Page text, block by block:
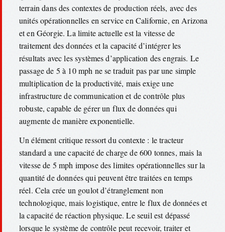
terrain dans des contextes de production réels, avec des
unités opérationnelles en service en Californie, en Arizona
et en Géorgie. La limite actuelle est la vitesse de
traitement des données et la capacité d’intégrer les
résultats avec les systèmes d’application des engrais. Le
passage de 5 à 10 mph ne se traduit pas par une simple
multiplication de la productivité, mais exige une
infrastructure de communication et de contrôle plus
robuste, capable de gérer un flux de données qui
augmente de manière exponentielle.
Un élément critique ressort du contexte : le tracteur
standard a une capacité de charge de 600 tonnes, mais la
vitesse de 5 mph impose des limites opérationnelles sur la
quantité de données qui peuvent être traitées en temps
réel. Cela crée un goulot d’étranglement non
technologique, mais logistique, entre le flux de données et
la capacité de réaction physique. Le seuil est dépassé
lorsque le système de contrôle peut recevoir, traiter et